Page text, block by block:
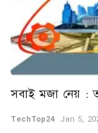
সবাই মজা নেয় :
TechTop24 Jan 5,